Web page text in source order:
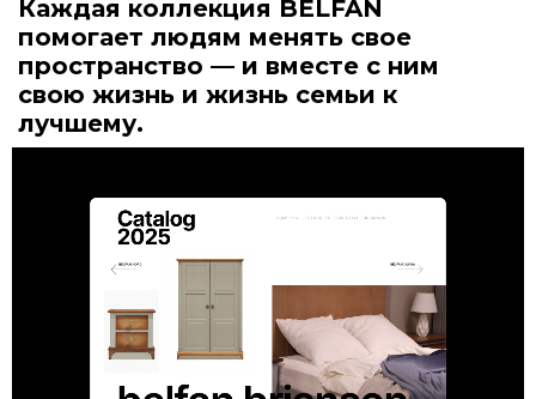
Каждая коллекция BELFAN
помогает людям менять свое
пространство — и вместе с ним
свою жизнь и жизнь семьи к
лучшему.